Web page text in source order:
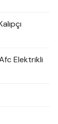
Elektrikli